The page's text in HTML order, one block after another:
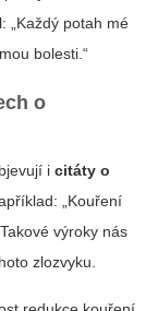
„Každý potah mé
bolesti.“
o
i citáty o
„Kouření
výroky nás
zlozvyku.